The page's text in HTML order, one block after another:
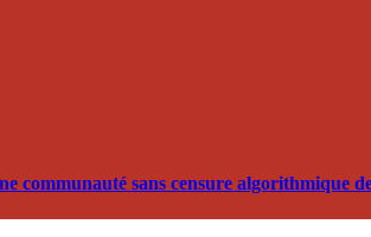
communauté sans censure algorithmique